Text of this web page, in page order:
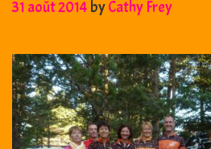
31 août 2014 byCathy Frey